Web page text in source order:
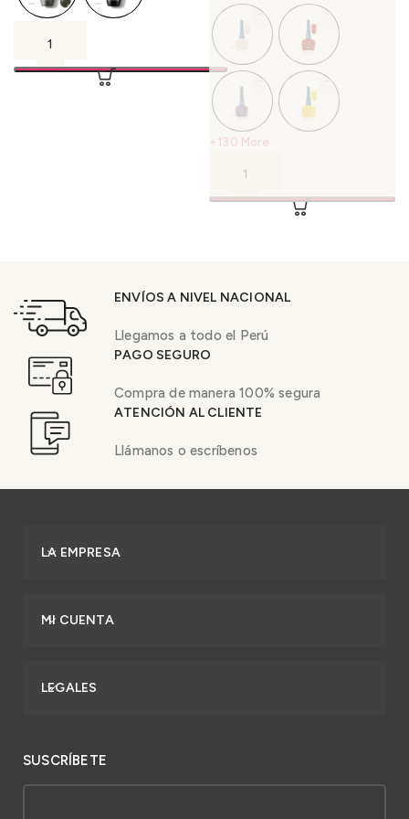
+130 More
ENVÍOS A NIVEL NACIONAL
Llegamos a todo el Perú
PAGO SEGURO
Compra de manera 100% segura
ATENCIÓN AL CLIENTE
Llámanos o escríbenos
LA EMPRESA
MI CUENTA
LEGALES
SUSCRÍBETE